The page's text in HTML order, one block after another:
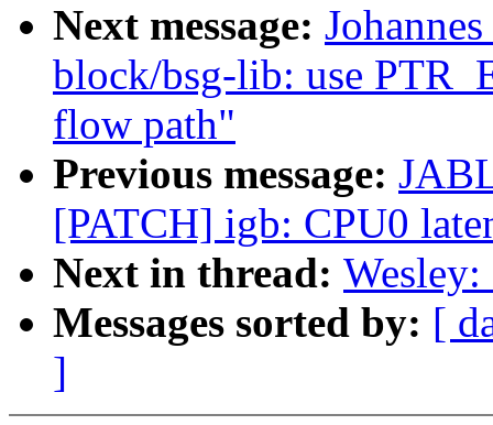
Next message:
block/bsg-lib: use
flow path"
Previous message:
[PATCH] igb: CPU0
Next in thread:
Messages sorted by: [
]